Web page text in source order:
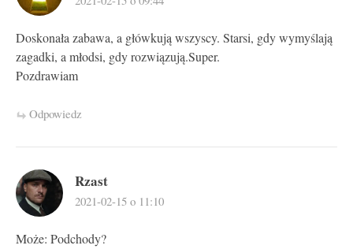
Doskonała zabawa, a główkują wszyscy. Starsi, gdy wymyślają
zagadki, a młodsi, gdy rozwiązują.Super.
Pozdrawiam
Odpowiedz
Rzast
2021-02-15 o 11:10
Może: Podchody?